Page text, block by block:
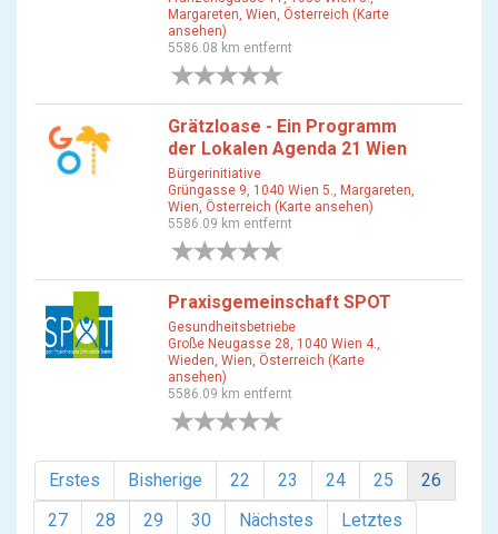
Margareten, Wien, Österreich (Karte
ansehen)
5586.08 km entfernt
Grätzloase - Ein Programm
der Lokalen Agenda 21 Wien
Bürgerinitiative
Grüngasse 9, 1040 Wien 5., Margareten,
Wien, Österreich (Karte ansehen)
5586.09 km entfernt
Praxisgemeinschaft SPOT
Gesundheitsbetriebe
Große Neugasse 28, 1040 Wien 4.,
Wieden, Wien, Österreich (Karte
ansehen)
5586.09 km entfernt
Erstes Bisherige 22 23 24 25
26
27
28 29 30 Nächstes Letztes